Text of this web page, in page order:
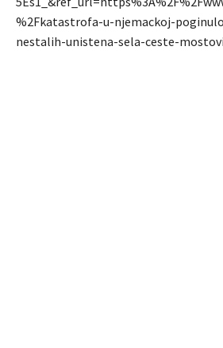
%2Fkatastrofa-u-njemackoj-
nestalih-unistena-sela-ceste-